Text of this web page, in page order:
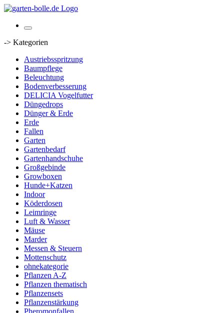
-> Kategorien
Austriebsspritzung
Baumpflege
Beleuchtung
Bodenverbesserung
DELICIA Vogelfutter
Düngedrops
Dünger & Erde
Erde
Fallen
Garten
Gartenbedarf
Gartenhandschuhe
Großgebinde
Growboxen
Hunde+Katzen
Indoor
Köderdosen
Leimringe
Luft & Wasser
Mäuse
Marder
Messen & Steuern
Mottenschutz
ohnekategorie
Pflanzen A-Z
Pflanzen thematisch
Pflanzensets
Pflanzenstärkung
Pheromonfallen